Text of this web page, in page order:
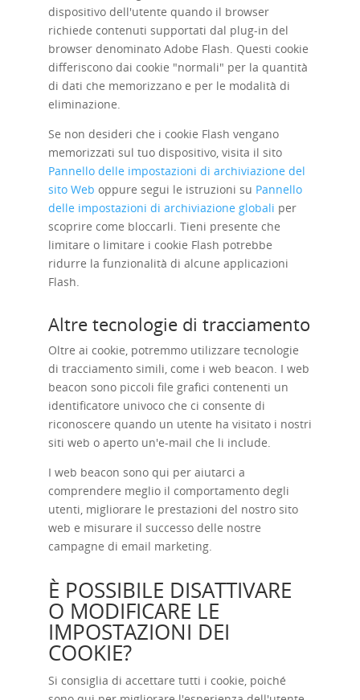
dispositivo dell'utente quando il browser
richiede contenuti supportati dal plug-in del
browser denominato Adobe Flash. Questi cookie
differiscono dai cookie "normali" per la quantità
di dati che memorizzano e per le modalità di
eliminazione.
Se non desideri che i cookie Flash vengano
memorizzati sul tuo dispositivo, visita il sito
Pannello delle impostazioni di archiviazione del
sito Web oppure segui le istruzioni su Pannello
delle impostazioni di archiviazione globali per
scoprire come bloccarli. Tieni presente che
limitare o limitare i cookie Flash potrebbe
ridurre la funzionalità di alcune applicazioni
Flash.
Altre tecnologie di tracciamento
Oltre ai cookie, potremmo utilizzare tecnologie
di tracciamento simili, come i web beacon. I web
beacon sono piccoli file grafici contenenti un
identificatore univoco che ci consente di
riconoscere quando un utente ha visitato i nostri
siti web o aperto un'e-mail che li include.
I web beacon sono qui per aiutarci a
comprendere meglio il comportamento degli
utenti, migliorare le prestazioni del nostro sito
web e misurare il successo delle nostre
campagne di email marketing.
È POSSIBILE DISATTIVARE
O MODIFICARE LE
IMPOSTAZIONI DEI
COOKIE?
Si consiglia di accettare tutti i cookie, poiché